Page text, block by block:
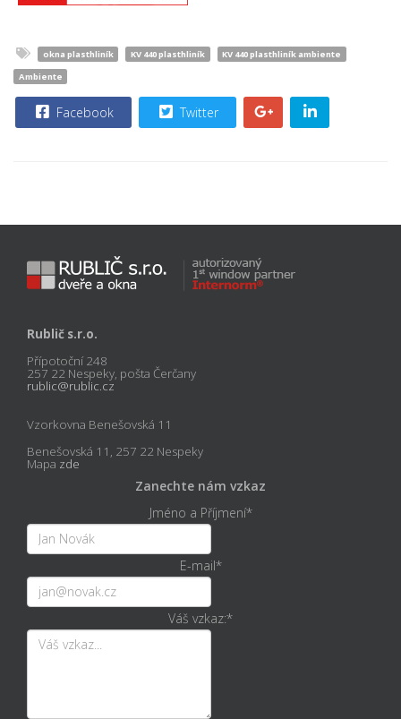
okna plasthliník KV 440 plasthliník
KV 440 plasthliník ambiente
Ambiente
Facebook Twitter
Rublič s.r.o.
Přípotoční 248
257 22 Nespeky, pošta Čerčany
rublic@rublic.cz
Vzorkovna Benešovská 11
Benešovská 11, 257 22 Nespeky
Mapa zde
Zanechte nám vzkaz
Jméno a Příjmení*
E-mail*
Váš vzkaz:*